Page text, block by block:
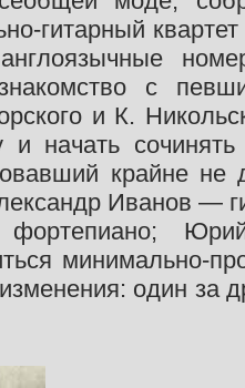
гитарный
с
и К.
и начать
крайне
Иванов —
минимально-
один за